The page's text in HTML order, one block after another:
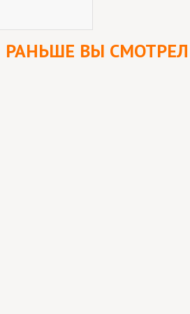
РАНЬШЕ ВЫ